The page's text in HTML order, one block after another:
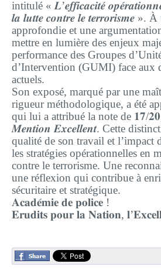
intitulé « 𝑳’𝒆𝒇𝒇𝒊𝒄𝒂𝒄𝒊𝒕𝒆́
𝒍𝒂 𝒍𝒖𝒕𝒕𝒆 𝒄𝒐𝒏𝒕𝒓𝒆 𝒍𝒆 𝒕𝒆𝒓𝒓𝒐𝒓𝒊𝒔𝒎𝒆 ».
approfondie et une
mettre en lumière des enjeux
performance des Groupes
d’Intervention (GUMI) face aux
actuels.
Son exposé, marqué par une
rigueur méthodologique, a été
qui lui a attribué la note de 𝟏𝟕/
𝑴𝒆𝒏𝒕𝒊𝒐𝒏 𝑬𝒙𝒄𝒆𝒍𝒍𝒆𝒏𝒕. Cette
qualité de son travail et l’impact
les stratégies opérationnelles en
contre le terrorisme. Une
une réflexion qui contribue à
sécuritaire et stratégique.
𝐀𝐜𝐚𝐝𝐞́𝐦𝐢𝐞 𝐝𝐞 𝐩𝐨𝐥𝐢𝐜𝐞 !
𝐄𝐫𝐮𝐝𝐢𝐭𝐬 𝐩𝐨𝐮𝐫 𝐥𝐚 𝐍𝐚𝐭𝐢𝐨𝐧,